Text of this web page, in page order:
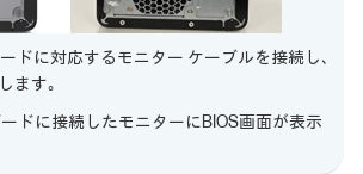
ドに対応するモニター ケーブルを接続し､
ます｡
ドに接続したモニターにBIOS画面が表示